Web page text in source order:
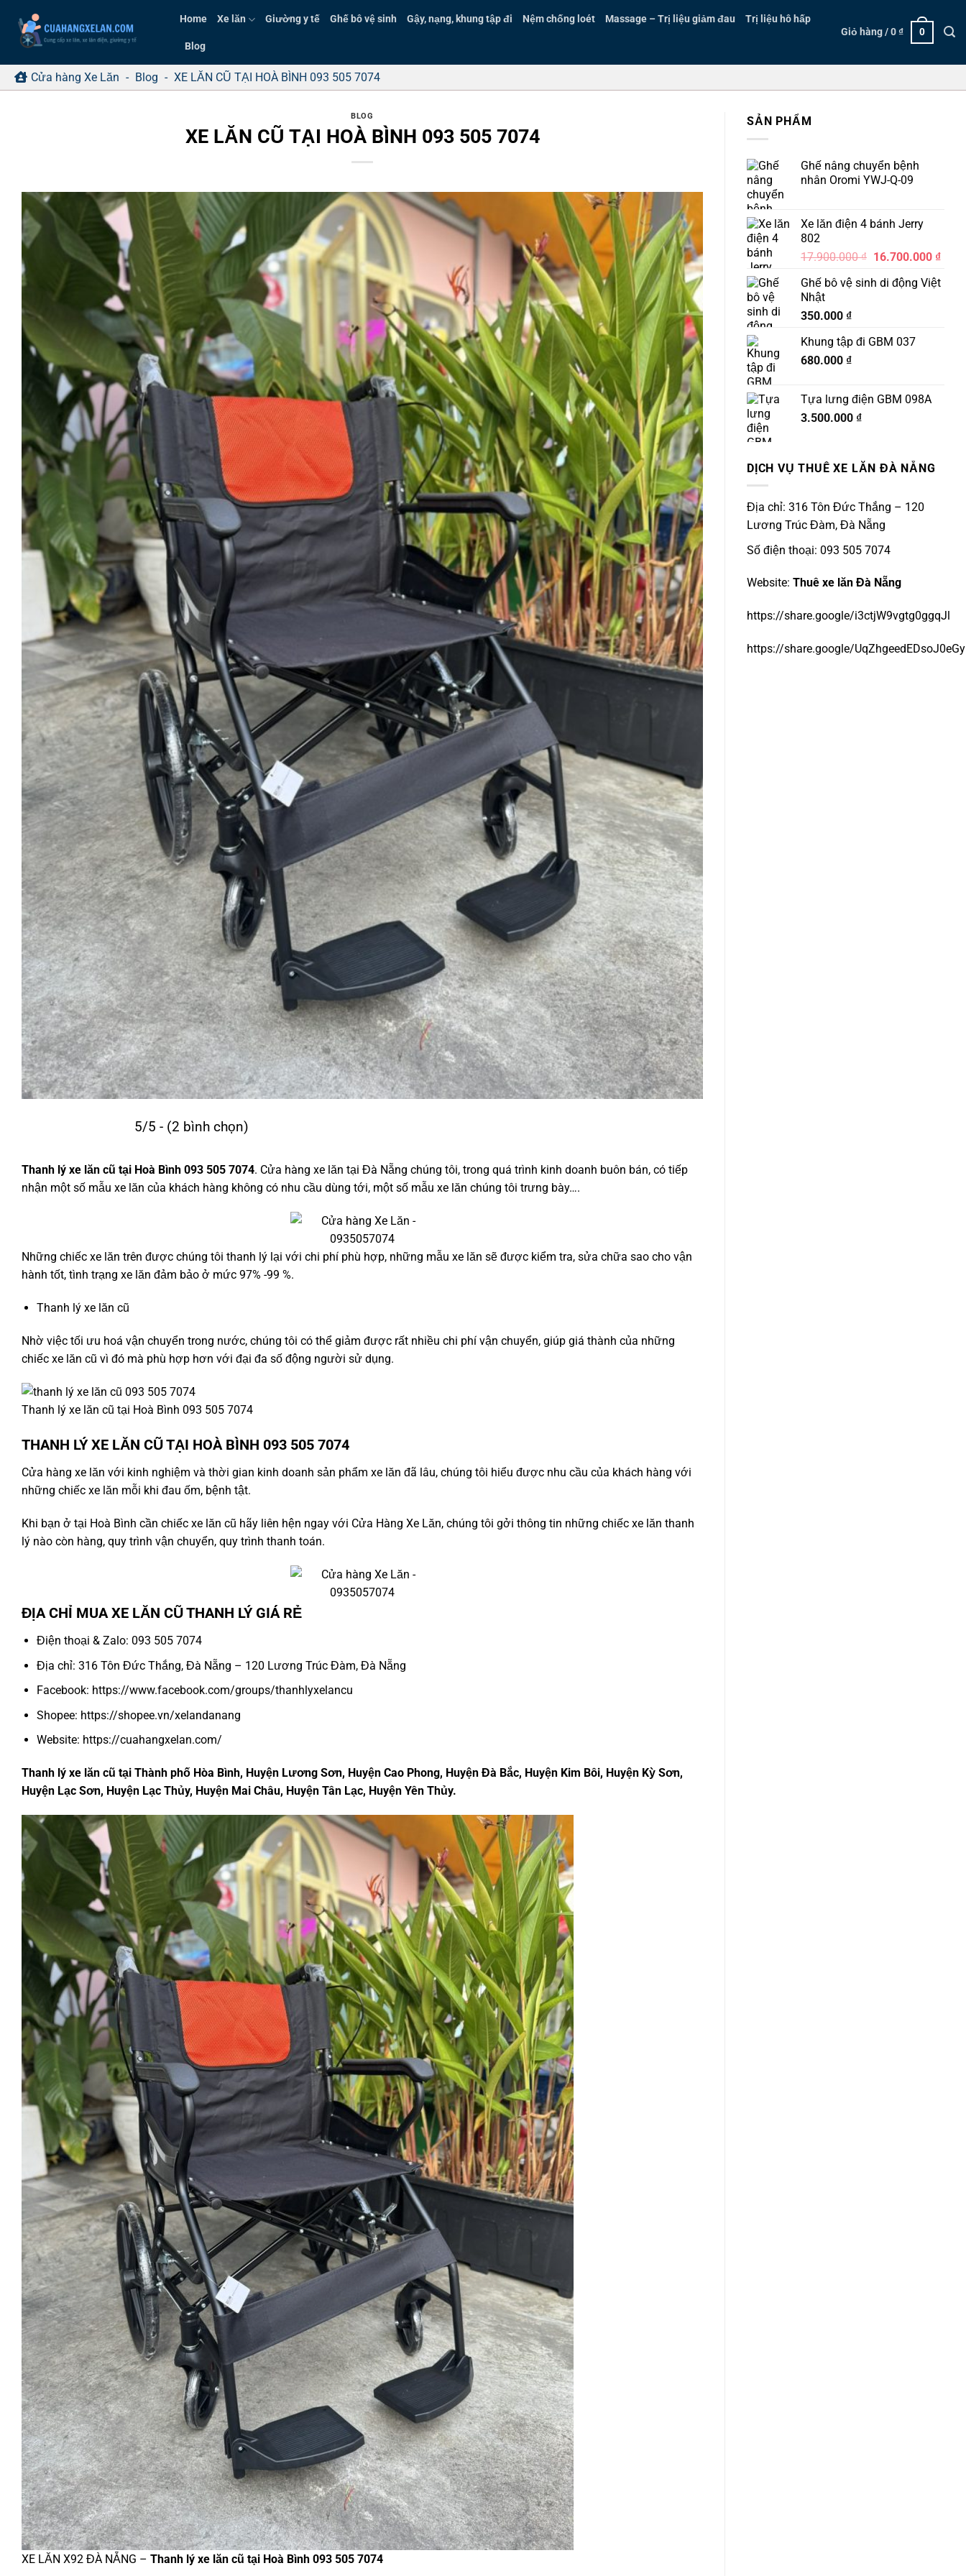
qua
dung
Home Xe lăn Giường y tế Ghế bô vệ sinh Gậy, nạng, khung tập đi Nệm chống loét Massage – Trị liệu giảm đau Trị liệu hô hấp
Blog
Giỏ hàng /0 ₫ 0
Cửa hàng Xe Lăn - Blog - XE LĂN CŨ TẠI HOÀ BÌNH 093 505 7074
BLOG
XE LĂN CŨ TẠI HOÀ BÌNH 093 505 7074
5/5 - (2 bình chọn)
Thanh lý xe lăn cũ tại Hoà Bình 093 505 7074. Cửa hàng xe lăn tại Đà Nẵng chúng tôi, trong quá trình kinh doanh buôn bán, có tiếp
nhận một số mẫu xe lăn của khách hàng không có nhu cầu dùng tới, một số mẫu xe lăn chúng tôi trưng bày….
Những chiếc xe lăn trên được chúng tôi thanh lý lại với chi phí phù hợp, những mẫu xe lăn sẽ được kiểm tra, sửa chữa sao cho vận
hành tốt, tình trạng xe lăn đảm bảo ở mức 97% -99 %.
Thanh lý xe lăn cũ
Nhờ việc tối ưu hoá vận chuyển trong nước, chúng tôi có thể giảm được rất nhiều chi phí vận chuyển, giúp giá thành của những
chiếc xe lăn cũ vì đó mà phù hợp hơn với đại đa số động người sử dụng.
Thanh lý xe lăn cũ tại Hoà Bình 093 505 7074
THANH LÝ XE LĂN CŨ TẠI HOÀ BÌNH 093 505 7074
Cửa hàng xe lăn với kinh nghiệm và thời gian kinh doanh sản phẩm xe lăn đã lâu, chúng tôi hiểu được nhu cầu của khách hàng với
những chiếc xe lăn mỗi khi đau ốm, bệnh tật.
Khi bạn ở tại Hoà Bình cần chiếc xe lăn cũ hãy liên hện ngay với Cửa Hàng Xe Lăn, chúng tôi gởi thông tin những chiếc xe lăn thanh
lý nào còn hàng, quy trình vận chuyển, quy trình thanh toán.
ĐỊA CHỈ MUA XE LĂN CŨ THANH LÝ GIÁ RẺ
Điện thoại & Zalo: 093 505 7074
Địa chỉ: 316 Tôn Đức Thắng, Đà Nẵng – 120 Lương Trúc Đàm, Đà Nẵng
Facebook: https://www.facebook.com/groups/thanhlyxelancu
Shopee: https://shopee.vn/xelandanang
Website: https://cuahangxelan.com/
Thanh lý xe lăn cũ tại Thành phố Hòa Bình, Huyện Lương Sơn, Huyện Cao Phong, Huyện Đà Bắc, Huyện Kim Bôi, Huyện Kỳ Sơn,
Huyện Lạc Sơn, Huyện Lạc Thủy, Huyện Mai Châu, Huyện Tân Lạc, Huyện Yên Thủy.
XE LĂN X92 ĐÀ NẴNG – Thanh lý xe lăn cũ tại Hoà Bình 093 505 7074
SẢN PHẨM
Ghế nâng chuyển bệnh
nhân Oromi YWJ-Q-09
Xe lăn điện 4 bánh Jerry
802
17.900.000₫ Giá
là:
16.700.000 ₫Giá
tại
Ghế bô vệ sinh di động Việt
Nhật
350.000 ₫
Khung tập đi GBM 037
680.000 ₫
Tựa lưng điện GBM 098A
3.500.000 ₫
DỊCH VỤ THUÊ XE LĂN ĐÀ NẴNG
Địa chỉ: 316 Tôn Đức Thắng – 120
Lương Trúc Đàm, Đà Nẵng
Số điện thoại: 093 505 7074
Website: Thuê xe lăn Đà Nẵng
https://share.google/i3ctjW9vgtg0ggqJl
https://share.google/UqZhgeedEDsoJ0eGy